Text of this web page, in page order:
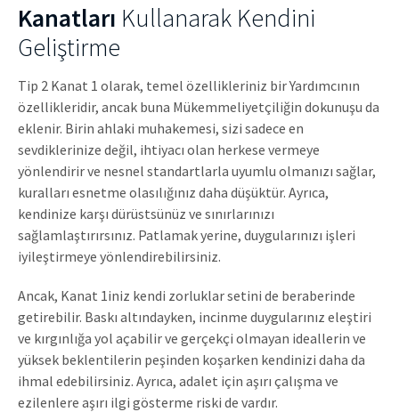
Kanatları Kullanarak Kendini
Geliştirme
Tip 2 Kanat 1 olarak, temel özellikleriniz bir Yardımcının
özellikleridir, ancak buna Mükemmeliyetçiliğin dokunuşu da
eklenir. Birin ahlaki muhakemesi, sizi sadece en
sevdiklerinize değil, ihtiyacı olan herkese vermeye
yönlendirir ve nesnel standartlarla uyumlu olmanızı sağlar,
kuralları esnetme olasılığınız daha düşüktür. Ayrıca,
kendinize karşı dürüstsünüz ve sınırlarınızı
sağlamlaştırırsınız. Patlamak yerine, duygularınızı işleri
iyileştirmeye yönlendirebilirsiniz.
Ancak, Kanat 1iniz kendi zorluklar setini de beraberinde
getirebilir. Baskı altındayken, incinme duygularınız eleştiri
ve kırgınlığa yol açabilir ve gerçekçi olmayan ideallerin ve
yüksek beklentilerin peşinden koşarken kendinizi daha da
ihmal edebilirsiniz. Ayrıca, adalet için aşırı çalışma ve
ezilenlere aşırı ilgi gösterme riski de vardır.